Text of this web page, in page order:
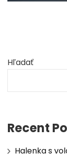
Hľadať
Recent
Halenka s